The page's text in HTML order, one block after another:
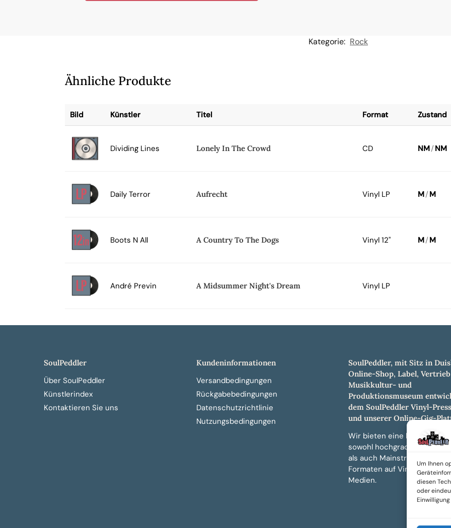
Um Ihnen
diesen
oder
Kategorie: Rock
Ähnliche Produkte
Bild Künstler Titel Format Zustand
Dividing Lines Lonely In The Crowd CD NM/ NM
Daily Terror Aufrecht Vinyl LP M/ M
Boots N All A Country To The Dogs Vinyl 12" M/ M
André Previn A Midsummer Night's Dream Vinyl LP
SoulPeddler
Über SoulPeddler
Künstlerindex
Kontaktieren Sie uns
Kundeninformationen
Versandbedingungen
Rückgabebedingungen
Datenschutzrichtlinie
Nutzungsbedingungen
SoulPeddler, mit Sitz in
Online-Shop, Label,
Musikkultur- und
Produktionsmuseum
dem SoulPeddler Vinyl-
und unserer Online-Gig-
Wir bieten eine breite
sowohl hochgradig
als auch Mainstream-Titeln
Formaten auf Vinyl, CD und
Medien.